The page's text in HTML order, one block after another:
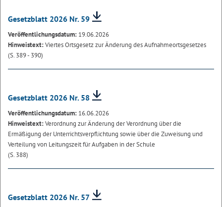
Gesetzblatt 2026 Nr. 59
Veröffentlichungsdatum: 19.06.2026
Hinweistext:Viertes Ortsgesetz zur Änderung des Aufnahmeortsgesetzes
(S. 389 - 390)
Gesetzblatt 2026 Nr. 58
Veröffentlichungsdatum: 16.06.2026
Hinweistext:Verordnung zur Änderung der Verordnung über die
Ermäßigung der Unterrichtsverpflichtung sowie über die Zuweisung und
Verteilung von Leitungszeit für Aufgaben in der Schule
(S. 388)
Gesetzblatt 2026 Nr. 57